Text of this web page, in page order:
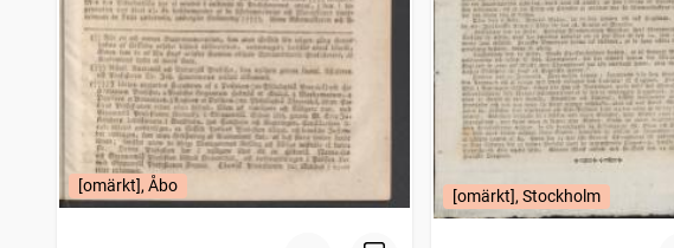
[omärkt], Åbo
[omärkt], Stockholm